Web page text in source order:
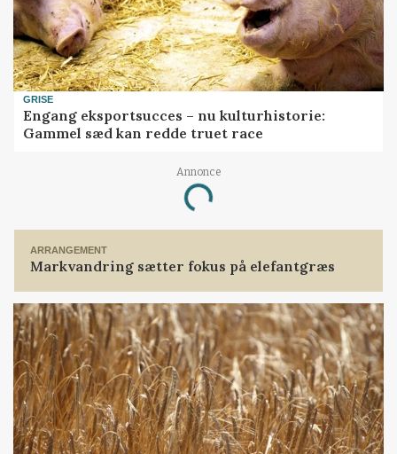
GRISE
Engang eksportsucces – nu kulturhistorie:
Gammel sæd kan redde truet race
Annonce
Loading...
ARRANGEMENT
Markvandring sætter fokus på elefantgræs